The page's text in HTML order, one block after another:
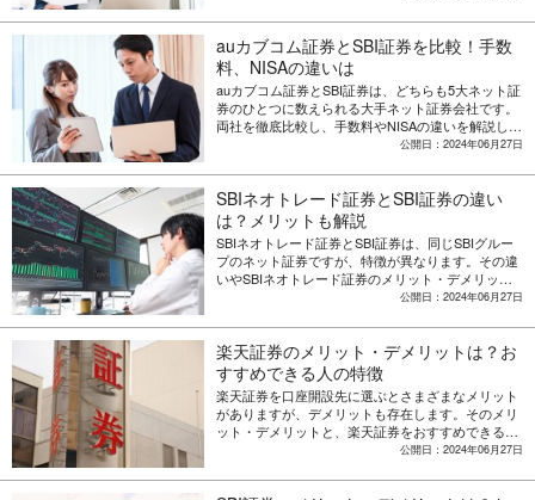
auカブコム証券とSBI証券を比較！手数
料、NISAの違いは
auカブコム証券とSBI証券は、どちらも5大ネット証
券のひとつに数えられる大手ネット証券会社です。
両社を徹底比較し、手数料やNISAの違いを解説しま
公開日：2024年06月27日
SBIネオトレード証券とSBI証券の違い
は？メリットも解説
SBIネオトレード証券とSBI証券は、同じSBIグルー
プのネット証券ですが、特徴が異なります。その違
いやSBIネオトレード証券のメリット・デメリット
公開日：2024年06月27日
楽天証券のメリット・デメリットは？お
すすめできる人の特徴
楽天証券を口座開設先に選ぶとさまざまなメリット
がありますが、デメリットも存在します。そのメリ
ット・デメリットと、楽天証券をおすすめできる人
公開日：2024年06月27日